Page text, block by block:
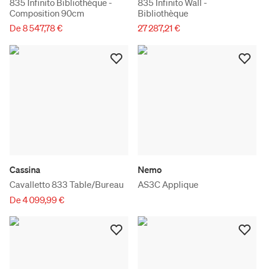
Composition 90cm
De 8 547,78 €
Bibliothèque
27 287,21 €
Cassina
Cavalletto 833 Table/Bureau
De 4 099,99 €
Nemo
AS3C Applique